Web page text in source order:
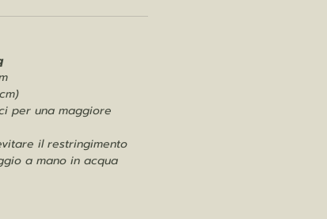
per una maggiore
il restringimento
a mano in acqua